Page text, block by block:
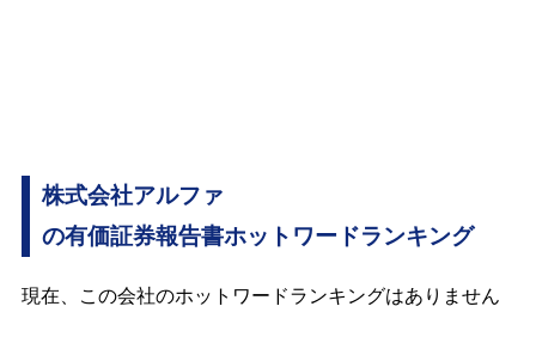
株式会社アルファ
の有価証券報告書ホットワードランキング
現在、この会社のホットワードランキングはありません